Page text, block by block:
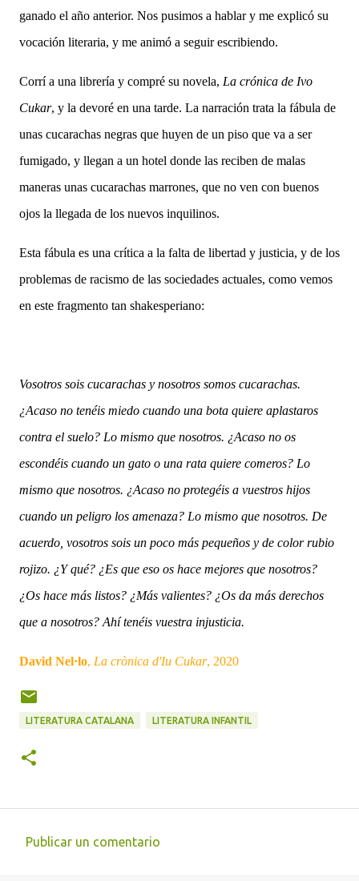
ganado el año anterior. Nos pusimos a hablar y me explicó su
vocación literaria, y me animó a seguir escribiendo.
Corrí a una librería y compré su novela, La crónica de Ivo
Cukar, y la devoré en una tarde. La narración trata la fábula de
unas cucarachas negras que huyen de un piso que va a ser
fumigado, y llegan a un hotel donde las reciben de malas
maneras unas cucarachas marrones, que no ven con buenos
ojos la llegada de los nuevos inquilinos.
Esta fábula es una crítica a la falta de libertad y justicia, y de los
problemas de racismo de las sociedades actuales, como vemos
en este fragmento tan shakesperiano:
Vosotros sois cucarachas y nosotros somos cucarachas.
¿Acaso no tenéis miedo cuando una bota quiere aplastaros
contra el suelo? Lo mismo que nosotros. ¿Acaso no os
escondéis cuando un gato o una rata quiere comeros? Lo
mismo que nosotros. ¿Acaso no protegéis a vuestros hijos
cuando un peligro los amenaza? Lo mismo que nosotros. De
acuerdo, vosotros sois un poco más pequeños y de color rubio
rojizo. ¿Y qué? ¿Es que eso os hace mejores que nosotros?
¿Os hace más listos? ¿Más valientes? ¿Os da más derechos
que a nosotros? Ahí tenéis vuestra injusticia.
David Nel·lo, La crònica d'Iu Cukar, 2020
LITERATURA CATALANA LITERATURA INFANTIL
Publicar un comentario